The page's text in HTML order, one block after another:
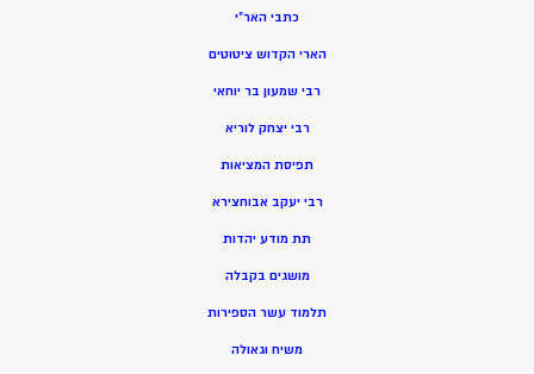
כתבי האר”י
הארי הקדוש ציטוטים
רבי שמעון בר יוחאי
רבי יצחק לוריא
תפיסת המציאות
רבי יעקב אבוחצירא
תת מודע יהדות
מושגים בקבלה
תלמוד עשר הספירות
משיח וגאולה